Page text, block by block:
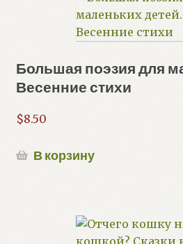
Большая поэзия для
Весенние стихи
$8.50
В корзину